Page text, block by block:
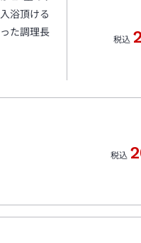
浴頂ける
た調理長
税込
税込